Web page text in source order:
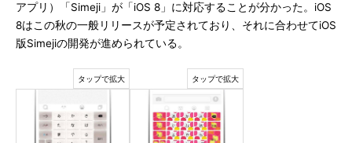
アプリ）「Simeji」が「iOS 8」に対応することが分かった。iOS
8はこの秋の一般リリースが予定されており、それに合わせてiOS
版Simejiの開発が進められている。